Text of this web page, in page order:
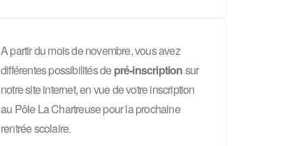
A partir du mois de novembre, vous avez
différentes possibilités depré-inscriptionsur
notre site internet, en vue de votre inscription
au Pôle La Chartreuse pour la prochaine
rentrée scolaire.